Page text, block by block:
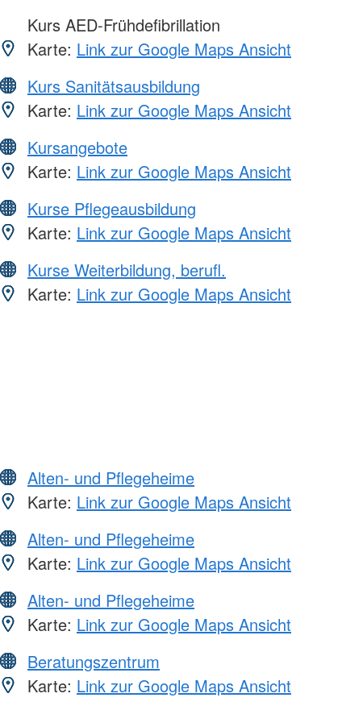
Kurs AED-Frühdefibrillation
Karte: Link zur Google Maps Ansicht
Kurs Sanitätsausbildung
Karte: Link zur Google Maps Ansicht
Kursangebote
Karte: Link zur Google Maps Ansicht
Kurse Pflegeausbildung
Karte: Link zur Google Maps Ansicht
Kurse Weiterbildung, berufl.
Karte: Link zur Google Maps Ansicht
Alten- und Pflegeheime
Karte: Link zur Google Maps Ansicht
Alten- und Pflegeheime
Karte: Link zur Google Maps Ansicht
Alten- und Pflegeheime
Karte: Link zur Google Maps Ansicht
Beratungszentrum
Karte: Link zur Google Maps Ansicht